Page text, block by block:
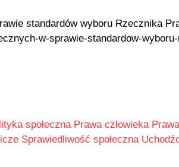
standardów wyboru Rzecznika
w-sprawie-standardow-
społeczna Prawa człowieka
Sprawiedliwość społeczna